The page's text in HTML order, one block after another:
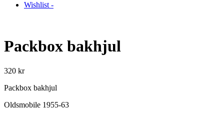
Wishlist -
Packbox bakhjul
320 kr
Packbox bakhjul
Oldsmobile 1955-63